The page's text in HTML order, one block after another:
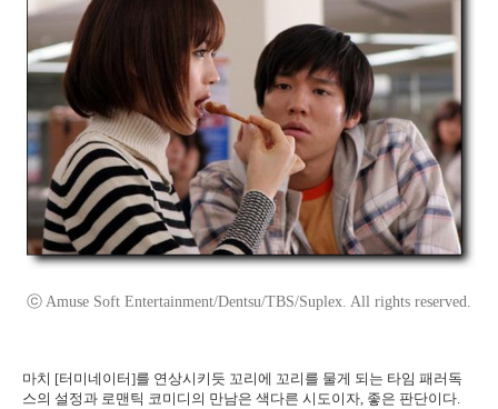
ⓒ Amuse Soft Entertainment/Dentsu/TBS/Suplex. All rights reserved.
마치 [터미네이터]를 연상시키듯 꼬리에 꼬리를 물게 되는 타임 패러독
스의 설정과 로맨틱 코미디의 만남은 색다른 시도이자, 좋은 판단이다.